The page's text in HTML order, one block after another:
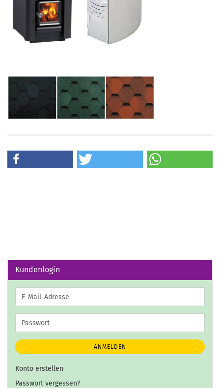
Kundenlogin
E-
Mail-
Adresse
Passwort
ANMELDEN
Konto erstellen
Passwort vergessen?